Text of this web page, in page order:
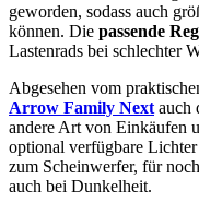
geworden, sodass auch
können. Die passende
Lastenrads bei schlechter
Abgesehen vom
Arrow Family Next auch
andere Art von Einkäufen
optional verfügbare
zum Scheinwerfer, für
auch bei Dunkelheit.